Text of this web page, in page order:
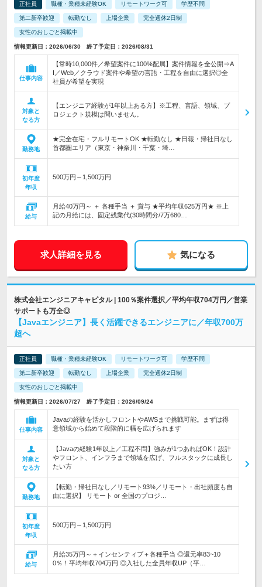
正社員 職種・業種未経験OK リモートワーク可 学歴不問
第二新卒歓迎 転勤なし 上場企業 完全週休2日制
女性のおしごと掲載中
情報更新日：2026/06/30 終了予定日：2026/08/31
仕事内容
【常時10,000件／希望案件に100%配属】案件情報を全公開⇒A
I／Web／クラウド案件や希望の言語・工程を自由に選択◎全
社員が希望を実現
対象と
なる方
【エンジニア経験が1年以上ある方】※工程、言語、領域、プ
ロジェクト規模は問いません。
勤務地
★完全在宅・フルリモートOK ★転勤なし ★日報・帰社日なし
首都圏エリア（東京・神奈川・千葉・埼…
初年度
年収
500万円～1,500万円
給与
月給40万円～ ＋ 各種手当 ＋ 賞与 ★平均年収625万円★ ※上
記の月給には、固定残業代(30時間分/7万680…
求人詳細を見る 気になる
株式会社エンジニアキャピタル | 100％案件選択／平均年収704万円／営業
サポートも万全◎
【Javaエンジニア】長く活躍できるエンジニアに／年収700万
超へ
正社員 職種・業種未経験OK リモートワーク可 学歴不問
第二新卒歓迎 転勤なし 上場企業 完全週休2日制
女性のおしごと掲載中
情報更新日：2026/07/27 終了予定日：2026/09/24
仕事内容
Javaの経験を活かしフロントやAWSまで挑戦可能。まずは得
意領域から始めて段階的に幅を広げられます
対象と
なる方
【Javaの経験1年以上／工程不問】強みが1つあればOK！設計
やフロント、インフラまで領域を広げ、フルスタックに成長し
たい方
勤務地
【転勤・帰社日なし／リモート93%／リモート・出社頻度も自
由に選択】 リモート or 全国のプロジ…
初年度
年収
500万円～1,500万円
給与
月給35万円～＋インセンティブ＋各種手当 ◎還元率83~10
0％！平均年収704万円 ◎入社した全員年収UP（平…